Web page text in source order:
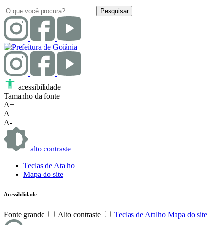
Pesquisar
por:
acessibilidade
Tamanho da fonte
A+
A
A-
alto contraste
Teclas de Atalho
Mapa do site
Acessibilidade
Fonte grande Alto contraste Teclas de Atalho Mapa do site